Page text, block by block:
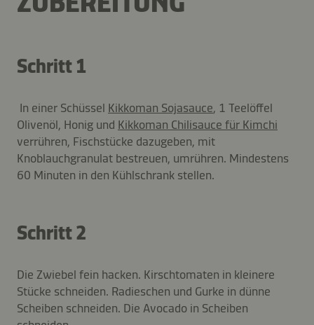
Schritt 1
In einer Schüssel Kikkoman Sojasauce, 1 Teelöffel
Olivenöl, Honig und Kikkoman Chilisauce für Kimchi
verrühren, Fischstücke dazugeben, mit
Knoblauchgranulat bestreuen, umrühren. Mindestens
60 Minuten in den Kühlschrank stellen.
Schritt 2
Die Zwiebel fein hacken. Kirschtomaten in kleinere
Stücke schneiden. Radieschen und Gurke in dünne
Scheiben schneiden. Die Avocado in Scheiben